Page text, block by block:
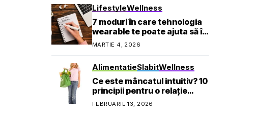
LifestyleWellness
7 moduri în care tehnologia
wearable te poate ajuta să îți
atingi obiectivele de
sănătate
MARTIE 4, 2026
AlimentatieSlabitWellness
Ce este mâncatul intuitiv? 10
principii pentru o relație
sănătoasă cu mâncarea
FEBRUARIE 13, 2026